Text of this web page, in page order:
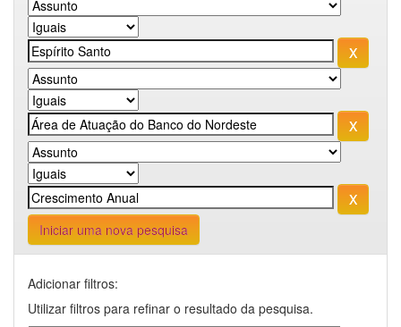
Iniciar uma nova pesquisa
Adicionar filtros:
Utilizar filtros para refinar o resultado da pesquisa.